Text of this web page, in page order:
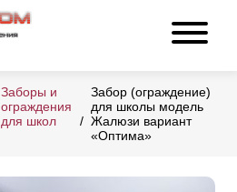
Заборы и
ограждения
для школ
Забор (ограждение)
для школы модель
Жалюзи вариант
«Оптима»